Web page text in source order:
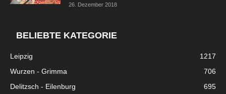
26. Dezember 2018
BELIEBTE KATEGORIE
Leipzig
1217
Wurzen - Grimma
706
Delitzsch - Eilenburg
695